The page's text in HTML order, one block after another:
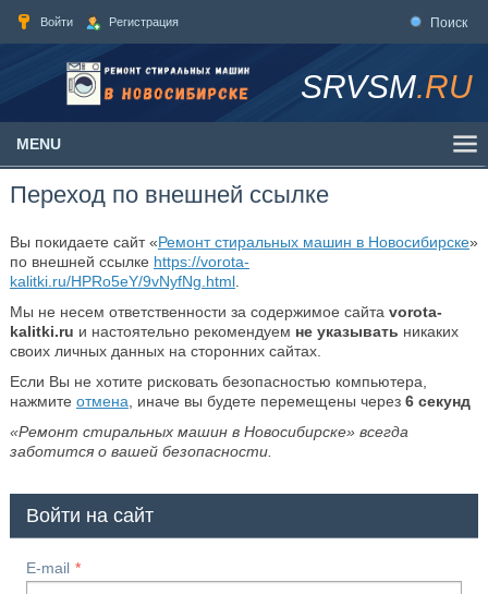
Войти Регистрация Поиск
SRVSM.RU
MENU
Переход по внешней ссылке
Вы покидаете сайт «Ремонт стиральных машин в Новосибирске»
по внешней ссылке https://vorota-
kalitki.ru/HPRo5eY/9vNyfNg.html.
Мы не несем ответственности за содержимое сайта vorota-
kalitki.ru и настоятельно рекомендуем не указывать никаких
своих личных данных на сторонних сайтах.
Если Вы не хотите рисковать безопасностью компьютера,
нажмите отмена , иначе вы будете перемещены через 6секунд
«Ремонт стиральных машин в Новосибирске» всегда
заботится о вашей безопасности.
Войти на сайт
E-mail